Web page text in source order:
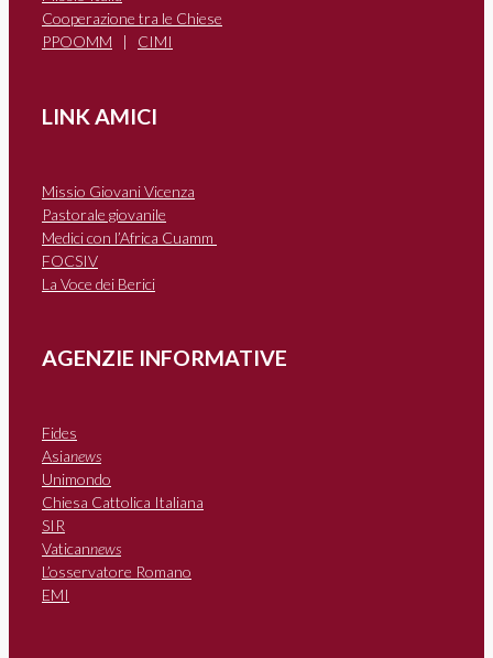
Cooperazione tra le Chiese
PPOOMM | CIMI
LINK AMICI
Missio Giovani Vicenza
Pastorale giovanile
Medici con l’Africa Cuamm
FOCSIV
La Voce dei Berici
AGENZIE INFORMATIVE
Fides
Asianews
Unimondo
Chiesa Cattolica Italiana
SIR
Vaticannews
L’osservatore Romano
EMI